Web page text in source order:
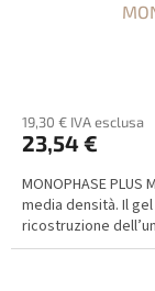
19,30 € IVA esclusa
23,54 €
MONOPHASE
media densità. Il
ricostruzione